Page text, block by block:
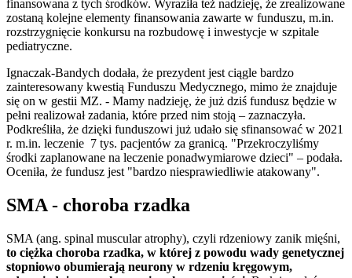
finansowana z tych środków. Wyraziła też nadzieję, że zrealizowane
zostaną kolejne elementy finansowania zawarte w funduszu, m.in.
rozstrzygnięcie konkursu na rozbudowę i inwestycje w szpitale
pediatryczne.
Ignaczak-Bandych dodała, że prezydent jest ciągle bardzo
zainteresowany kwestią Funduszu Medycznego, mimo że znajduje
się on w gestii MZ. - Mamy nadzieję, że już dziś fundusz będzie w
pełni realizował zadania, które przed nim stoją – zaznaczyła.
Podkreśliła, że dzięki funduszowi już udało się sfinansować w 2021
r. m.in. leczenie 7 tys. pacjentów za granicą. "Przekroczyliśmy
środki zaplanowane na leczenie ponadwymiarowe dzieci" – podała.
Oceniła, że fundusz jest "bardzo niesprawiedliwie atakowany".
SMA - choroba rzadka
SMA (ang. spinal muscular atrophy), czyli rdzeniowy zanik mięśni,
to ciężka choroba rzadka, w której z powodu wady genetycznej
stopniowo obumierają neurony w rdzeniu kręgowym,